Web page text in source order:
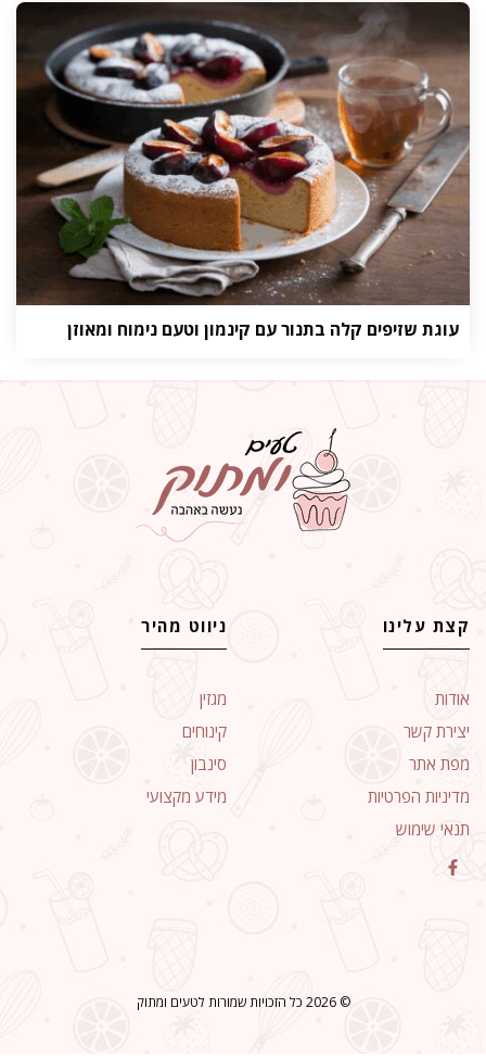
עוגת שזיפים קלה בתנור עם קינמון וטעם נימוח ומאוזן
קצת עלינו
אודות
יצירת קשר
מפת אתר
מדיניות הפרטיות
תנאי שימוש
ניווט מהיר
מגזין
קינוחים
סינבון
מידע מקצועי
© 2026 כל הזכויות שמורות לטעים ומתוק